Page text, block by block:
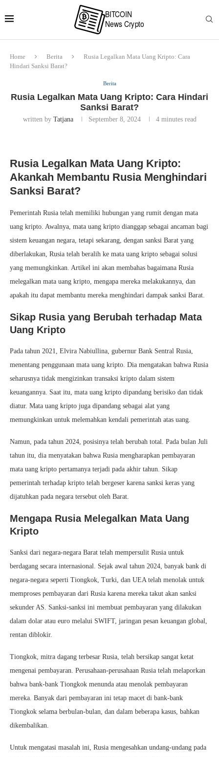
Home Berita
Rusia Legalkan Mata Uang Kripto: Cara
Hindari Sanksi Barat?
Berita
Rusia Legalkan Mata Uang Kripto: Cara Hindari
Sanksi Barat?
written by Tatjana September 8, 2024 4 minutes read
Rusia Legalkan Mata Uang Kripto:
Akankah Membantu Rusia Menghindari
Sanksi Barat?
Pemerintah Rusia telah memiliki hubungan yang rumit dengan mata
uang kripto. Awalnya, mata uang kripto dianggap sebagai ancaman bagi
sistem keuangan negara, tetapi sekarang, dengan sanksi Barat yang
diberlakukan, Rusia telah beralih ke mata uang kripto sebagai solusi
yang memungkinkan. Artikel ini akan membahas bagaimana Rusia
melegalkan mata uang kripto, mengapa mereka melakukannya, dan
apakah itu dapat membantu mereka menghindari dampak sanksi Barat.
Sikap Rusia yang Berubah terhadap Mata
Uang Kripto
Pada tahun 2021, Elvira Nabiullina, gubernur Bank Sentral Rusia,
menentang penggunaan mata uang kripto. Dia mengatakan bahwa Rusia
seharusnya tidak mengizinkan transaksi kripto dalam sistem
keuangannya. Saat itu, mata uang kripto dipandang berisiko dan tidak
diatur. Mata uang kripto juga dipandang sebagai alat yang
memungkinkan untuk melemahkan kendali pemerintah atas uang.
Namun, pada tahun 2024, posisinya telah berubah total. Pada bulan Juli
tahun itu, dia menyatakan bahwa Rusia mengharapkan pembayaran
mata uang kripto pertamanya terjadi pada akhir tahun. Sikap
pemerintah terhadap kripto telah bergeser karena sanksi keras yang
dijatuhkan pada negara tersebut oleh Barat.
Mengapa Rusia Melegalkan Mata Uang
Kripto
Sanksi dari negara-negara Barat telah mempersulit Rusia untuk
berdagang secara internasional. Sejak awal tahun 2024, banyak bank di
negara-negara seperti Tiongkok, Turki, dan UEA telah menolak untuk
memproses pembayaran dari Rusia karena mereka takut akan sanksi
sekunder AS. Sanksi-sanksi ini membuat pembayaran yang dilakukan
dalam dolar atau euro melalui SWIFT, jaringan pesan keuangan global,
rentan diblokir.
Tiongkok, mitra dagang terbesar Rusia, telah bersikap sangat ketat
mengenai pembayaran. Perusahaan-perusahaan Rusia telah melaporkan
bahwa bank-bank Tiongkok menunda atau menolak pembayaran
mereka. Banyak dari pembayaran ini tetap macet di bank-bank
Tiongkok selama berbulan-bulan, dan dalam beberapa kasus, bahkan
dikembalikan.
Untuk mengatasi masalah ini, Rusia mengesahkan undang-undang pada